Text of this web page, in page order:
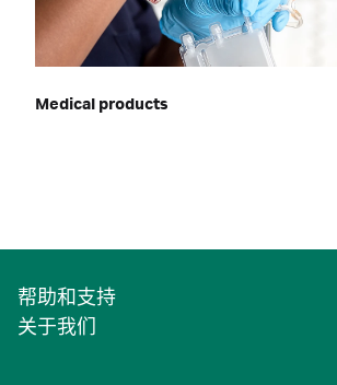
Medical products
帮助和支持
关于我们